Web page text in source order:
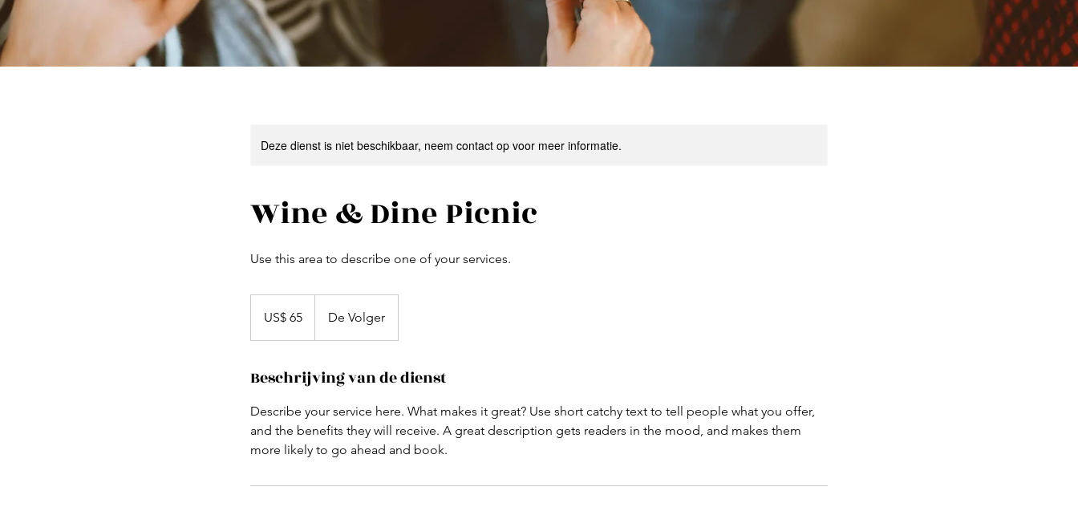
Deze dienst is niet beschikbaar, neem contact op voor meer informatie.
Wine & Dine Picnic
Use this area to describe one of your services.
dollarUS$ 65 De Volger
Beschrijving van de dienst
Describe your service here. What makes it great? Use short catchy text to tell people what you offer,
and the benefits they will receive. A great description gets readers in the mood, and makes them
more likely to go ahead and book.